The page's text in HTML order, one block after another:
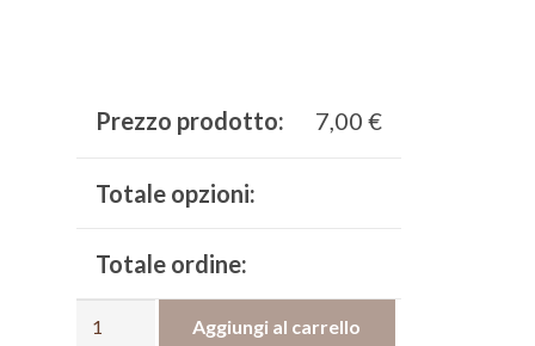
Prezzo prodotto: 7,00 €
Totale opzioni:
Totale ordine:
Aggiungi al carrello